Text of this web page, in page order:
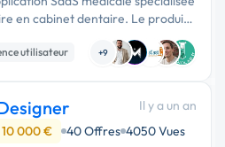
en cabinet dentaire. Le produit
: Côté patient : formulaire guidé
utilisateur +9
Il y a un an
000 € 40 Offres 4050 Vues